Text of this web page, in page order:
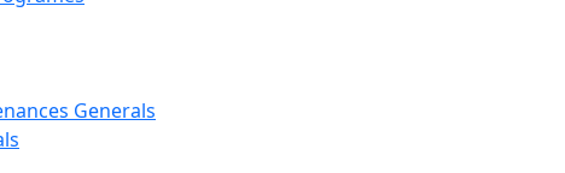
Generals